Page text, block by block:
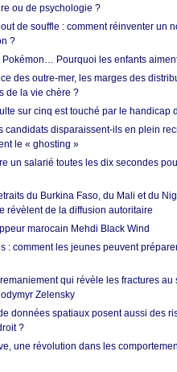
ou de psychologie ?
de souffle : comment réinventer un
?
Pokémon… Pourquoi les enfants
des outre-mer, les marges des
de la vie chère ?
sur cinq est touché par le handicap
candidats disparaissent-ils en plein
le « ghosting »
un salarié toutes les dix secondes
du Burkina Faso, du Mali et du
révèlent de la diffusion autoritaire
marocain Mehdi Black Wind
: comment les jeunes peuvent
qui révèle les fractures au
Zelensky
données spatiaux posent aussi des
?
une révolution dans les